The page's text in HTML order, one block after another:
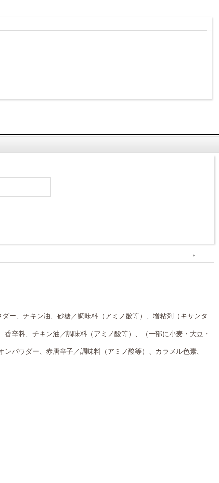
ー、チキン油、砂糖／調味料（アミノ酸等）、増粘剤（キサンタ
辛料、チキン油／調味料（アミノ酸等）、（一部に小麦・大豆・
パウダー、赤唐辛子／調味料（アミノ酸等）、カラメル色素、